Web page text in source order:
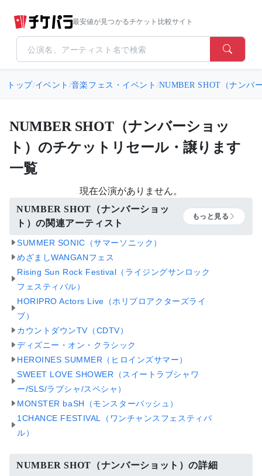
最安値が見つかるチケット比較サイト
トップ/イベント /音楽フェス・イベント /NUMBER SHOT（ナンバ
NUMBER SHOT（ナンバーショッ
ト）のチケットリセール・譲ります
一覧
現在公演がありません。
NUMBER SHOT（ナンバーショッ
ト）の関連アーティスト
もっと見る
SUMMER SONIC（サマーソニック）
めざましWANGANフェス
Rising Sun Rock Festival（ライジングサンロック
フェスティバル）
HORIPRO Actors Live（ホリプロアクターズライ
ブ）
カウントダウンTV（CDTV）
ディズニー・オン・クラシック
HEROINES SUMMER（ヒロインズサマー）
SWEET LOVE SHOWER（スイートラブシャワ
ー/SLS/ラブシャ/スペシャ）
MONSTER baSH（モンスターバッシュ）
1CHANCE FESTIVAL（ワンチャンスフェスティバ
ル）
NUMBER SHOT（ナンバーショット）の詳細